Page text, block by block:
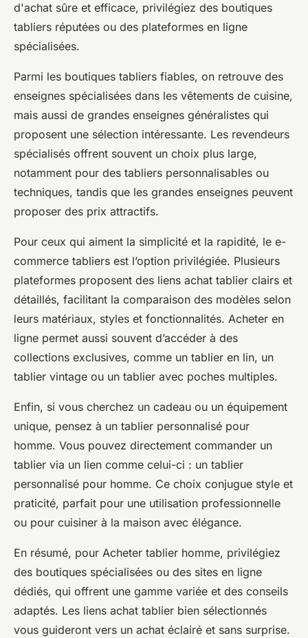
d'achat sûre et efficace, privilégiez des boutiques
tabliers réputées ou des plateformes en ligne
spécialisées.
Parmi les boutiques tabliers fiables, on retrouve des
enseignes spécialisées dans les vêtements de cuisine,
mais aussi de grandes enseignes généralistes qui
proposent une sélection intéressante. Les revendeurs
spécialisés offrent souvent un choix plus large,
notamment pour des tabliers personnalisables ou
techniques, tandis que les grandes enseignes peuvent
proposer des prix attractifs.
Pour ceux qui aiment la simplicité et la rapidité, le e-
commerce tabliers est l’option privilégiée. Plusieurs
plateformes proposent des liens achat tablier clairs et
détaillés, facilitant la comparaison des modèles selon
leurs matériaux, styles et fonctionnalités. Acheter en
ligne permet aussi souvent d’accéder à des
collections exclusives, comme un tablier en lin, un
tablier vintage ou un tablier avec poches multiples.
Enfin, si vous cherchez un cadeau ou un équipement
unique, pensez à un tablier personnalisé pour
homme. Vous pouvez directement commander un
tablier via un lien comme celui-ci : un tablier
personnalisé pour homme. Ce choix conjugue style et
praticité, parfait pour une utilisation professionnelle
ou pour cuisiner à la maison avec élégance.
En résumé, pour Acheter tablier homme, privilégiez
des boutiques spécialisées ou des sites en ligne
dédiés, qui offrent une gamme variée et des conseils
adaptés. Les liens achat tablier bien sélectionnés
vous guideront vers un achat éclairé et sans surprise.